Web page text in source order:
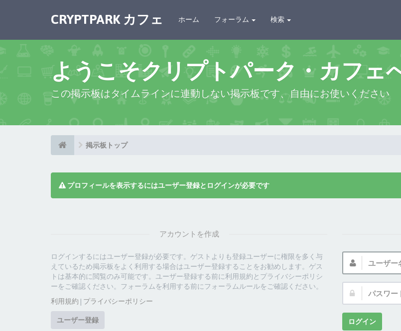
CRYPTPARK カフェ ホーム フォーラム 検索
ようこそクリプトパーク・カフェ
この掲示板はタイムラインに連動しない掲示板です、自由にお使いください
掲示板トップ
プロフィールを表示するにはユーザー登録とログインが必要です
アカウントを作成
ログインするにはユーザー登録が必要です。ゲストよりも登録ユーザーに権限を多く与
えているため掲示板をよく利用する場合はユーザー登録することをお勧めします。ゲス
トは基本的に閲覧のみ可能です。ユーザー登録する前に利用規約とプライバシーポリシ
ーをご確認ください。フォーラムを利用する前にフォーラムルールをご確認ください。
利用規約 | プライバシーポリシー
ユーザー登録
ユ
ザ
ー
名:
ワ
ー
ド:ログイン